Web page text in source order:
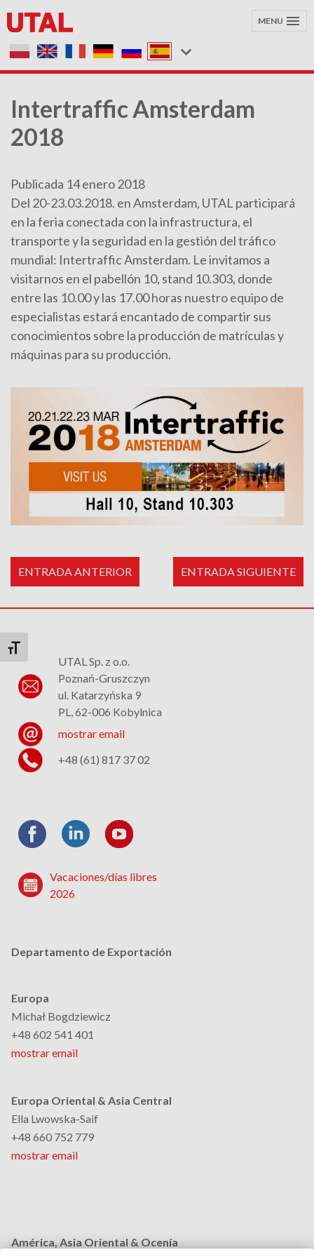
Alternar tamaño de letra
MENU
Intertraffic Amsterdam
2018
Publicada 14 enero 2018
Del 20-23.03.2018. en Amsterdam, UTAL participará
en la feria conectada con la infrastructura, el
transporte y la seguridad en la gestión del tráfico
mundial: Intertraffic Amsterdam. Le invitamos a
visitarnos en el pabellón 10, stand 10.303, donde
entre las 10.00 y las 17.00 horas nuestro equipo de
especialistas estará encantado de compartir sus
conocimientos sobre la producción de matrículas y
máquinas para su producción.
ENTRADA ANTERIOR ENTRADA SIGUIENTE
UTAL Sp. z o.o.
Poznań-Gruszczyn
ul. Katarzyńska 9
PL, 62-006 Kobylnica
mostrar email
+48 (61) 817 37 02
Vacaciones/días libres
2026
Departamento de Exportación
Europa
Michał Bogdziewicz
+48 602 541 401
mostrar email
Europa Oriental & Asia Central
Ella Lwowska-Saif
+48 660 752 779
mostrar email
América, Asia Oriental & Ocenía